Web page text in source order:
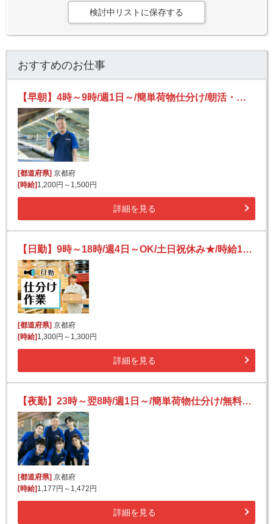
検討中リストに保存する
おすすめのお仕事
【早朝】4時～9時/週1日～/簡単荷物仕分け/朝活・短時間/日払い可(規定有)/副業歓迎
[都道府県] 京都府
[時給] 1,200円～1,500円
詳細を見る
【日勤】9時～18時/週4日～OK/土日祝休み★/時給1300円/残業ほぼなし！/お荷物の仕分け
[都道府県]京都府
[時給]1,300円～1,300円
詳細を見る
【夜勤】23時～翌8時/週1日～/簡単荷物仕分け/無料送迎あり/未経験OK/副業歓迎
[都道府県]京都府
[時給]1,177円～1,472円
詳細を見る